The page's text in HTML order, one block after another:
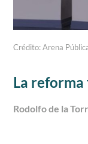
Crédito: Arena
La reforma
Rodolfo de la